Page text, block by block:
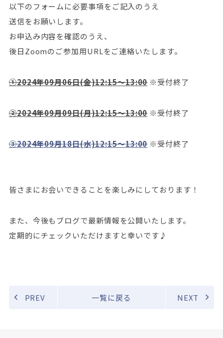
以下のフォームに必要事項をご記入のうえ
送信をお願いします。
お申込み内容を確認のうえ、
後日Zoomのご参加用URLをご連絡いたします。
①2024年09月06日(金)12:15～13:00※受付終了
②2024年09月09日(月)12:15～13:00※受付終了
③2024年09月18日(水)12:15～13:00※受付終了
皆さまにお会いできることを楽しみにしております！
また、今後もブログで最新情報を公開いたします。
定期的にチェックいただけますと幸いです♪
PREV 一覧に戻る NEXT